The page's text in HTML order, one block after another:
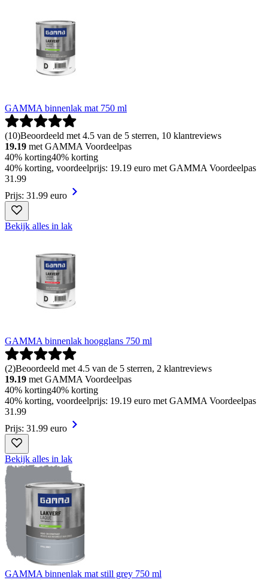
GAMMA binnenlak mat 750 ml
(10)Beoordeeld met 4.5 van de 5 sterren, 10 klantreviews
19.19 met GAMMA Voordeelpas
40% korting40% korting
40% korting, voordeelprijs: 19.19 euro met GAMMA Voordeelpas
31 .99
Prijs: 31.99 euro
Bekijk alles in lak
GAMMA binnenlak hoogglans 750 ml
(2)Beoordeeld met 4.5 van de 5 sterren, 2 klantreviews
19.19 met GAMMA Voordeelpas
40% korting40% korting
40% korting, voordeelprijs: 19.19 euro met GAMMA Voordeelpas
31 .99
Prijs: 31.99 euro
Bekijk alles in lak
GAMMA binnenlak mat still grey 750 ml